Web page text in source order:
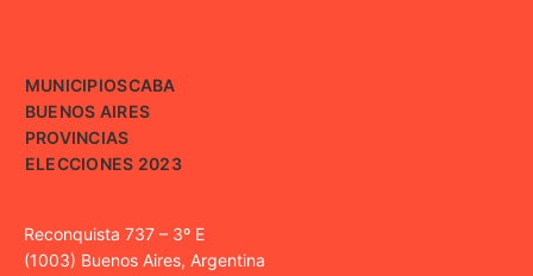
MUNICIPIOSCABA
BUENOS AIRES
PROVINCIAS
ELECCIONES 2023
Reconquista 737 – 3º E
(1003) Buenos Aires, Argentina